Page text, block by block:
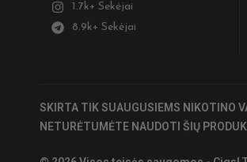
1.7k+ Sekėjai
8.9k+ Sekėjai
SKIRTA TIK SUAUGUSIEMS NIKOTINO
NETURĖTUMĖTE NAUDOTI ŠIŲ